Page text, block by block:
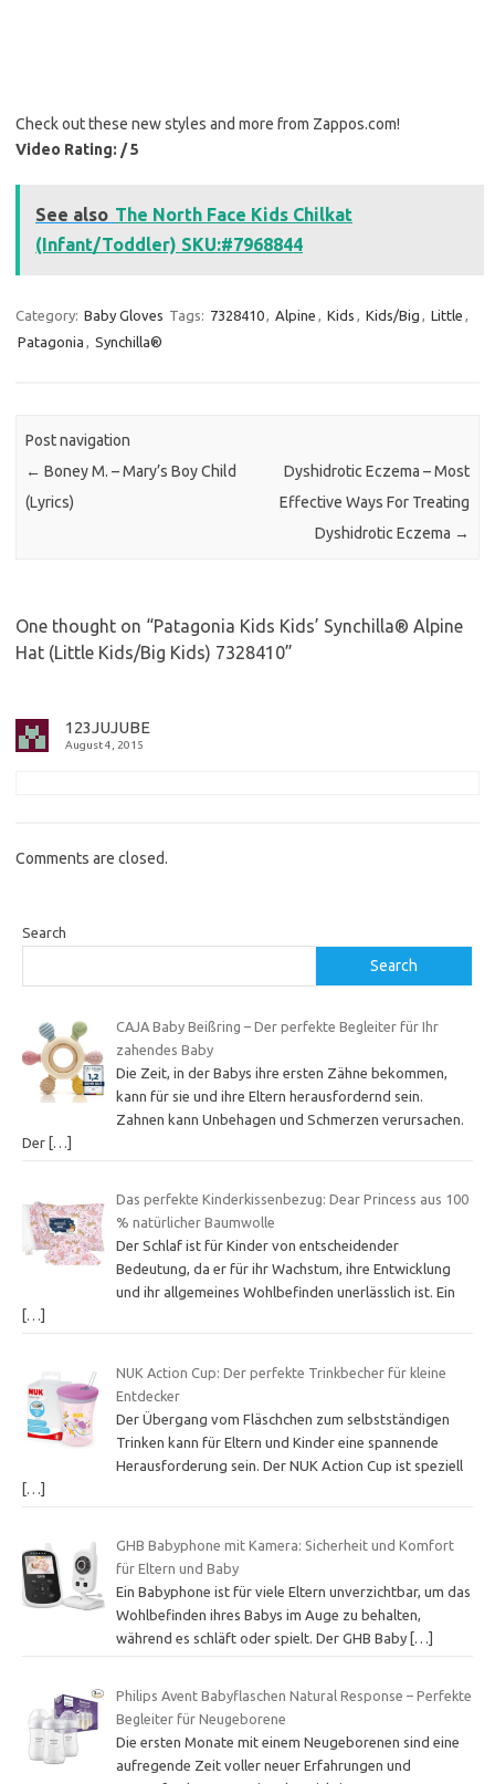
Check out these new styles and more from Zappos.com!
Video Rating: / 5
See also The North Face Kids Chilkat
(Infant/Toddler) SKU:#7968844
Category: Baby Gloves Tags: 7328410, Alpine , Kids , Kids/Big , Little ,
Patagonia , Synchilla®
Post navigation
← Boney M. – Mary’s Boy Child
(Lyrics)
Dyshidrotic Eczema – Most
Effective Ways For Treating
Dyshidrotic Eczema →
One thought on “Patagonia Kids Kids’ Synchilla® Alpine
Hat (Little Kids/Big Kids) 7328410”
123JUJUBE
August 4, 2015
Comments are closed.
Search
Search
CAJA Baby Beißring – Der perfekte Begleiter für Ihr
zahendes Baby
Die Zeit, in der Babys ihre ersten Zähne bekommen,
kann für sie und ihre Eltern herausfordernd sein.
Zahnen kann Unbehagen und Schmerzen verursachen.
Der […]
Das perfekte Kinderkissenbezug: Dear Princess aus 100
% natürlicher Baumwolle
Der Schlaf ist für Kinder von entscheidender
Bedeutung, da er für ihr Wachstum, ihre Entwicklung
und ihr allgemeines Wohlbefinden unerlässlich ist. Ein
[…]
NUK Action Cup: Der perfekte Trinkbecher für kleine
Entdecker
Der Übergang vom Fläschchen zum selbstständigen
Trinken kann für Eltern und Kinder eine spannende
Herausforderung sein. Der NUK Action Cup ist speziell
[…]
GHB Babyphone mit Kamera: Sicherheit und Komfort
für Eltern und Baby
Ein Babyphone ist für viele Eltern unverzichtbar, um das
Wohlbefinden ihres Babys im Auge zu behalten,
während es schläft oder spielt. Der GHB Baby […]
Philips Avent Babyflaschen Natural Response – Perfekte
Begleiter für Neugeborene
Die ersten Monate mit einem Neugeborenen sind eine
aufregende Zeit voller neuer Erfahrungen und